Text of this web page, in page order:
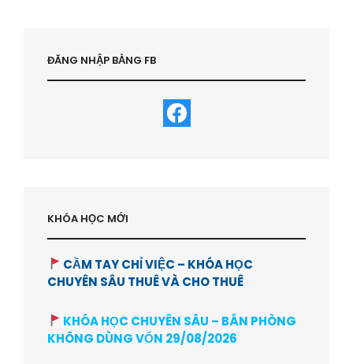
ĐI
KHẢO
SÁT
ĐĂNG NHẬP BẰNG FB
KHÓA HỌC MỚI
CẦM TAY CHỈ VIỆC – KHÓA HỌC
CHUYÊN SÂU THUÊ VÀ CHO THUÊ
KHÓA HỌC CHUYÊN SÂU – BÁN PHÒNG
KHÔNG DÙNG VỐN 29/08/2026